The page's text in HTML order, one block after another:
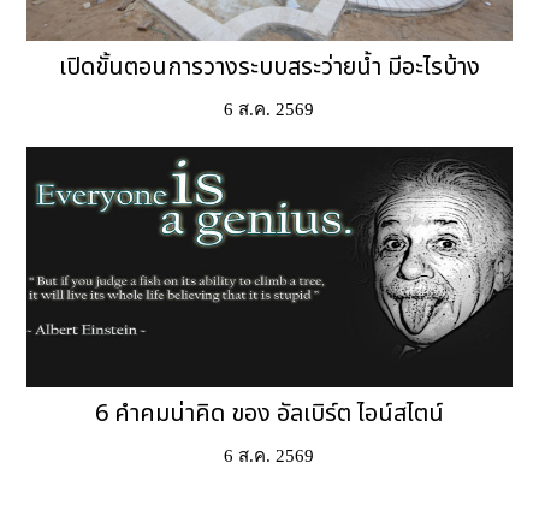
เปิดขั้นตอนการวางระบบสระว่ายน้ำ มีอะไรบ้าง
6 ส.ค. 2569
6 คำคมน่าคิด ของ อัลเบิร์ต ไอน์สไตน์
6 ส.ค. 2569